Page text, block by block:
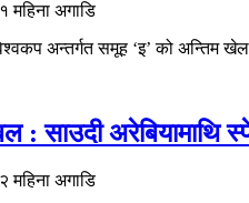
१ महिना अगाडि
अन्तर्गत समूह ‘इ’ को अन्तिम
: साउदी अरेबियामाथि
२ महिना अगाडि